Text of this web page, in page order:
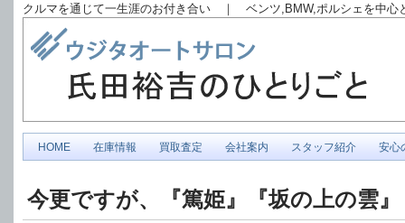
クルマを通じて一生涯のお付き合い ｜ ベンツ,BMW,ポルシェを中
HOME 在庫情報 買取査定 会社案内 スタッフ紹介 安心
今更ですが、『篤姫』『坂の上の雲』